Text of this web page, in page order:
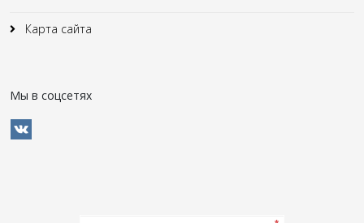
Карта сайта
Мы в соцсетях